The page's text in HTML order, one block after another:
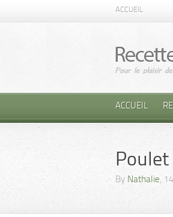
ACCUEIL
ACCUEIL
Poulet
By Nathalie,